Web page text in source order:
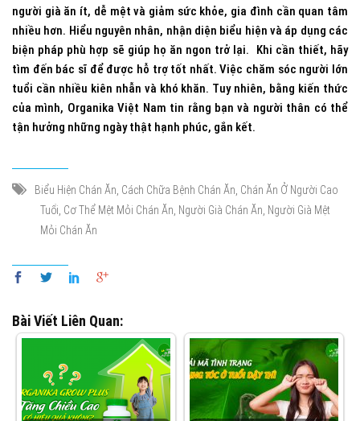
người già ăn ít, dễ mệt và giảm sức khỏe, gia đình cần quan tâm
nhiều hơn. Hiểu nguyên nhân, nhận diện biểu hiện và áp dụng các
biện pháp phù hợp sẽ giúp họ ăn ngon trở lại. Khi cần thiết, hãy
tìm đến bác sĩ để được hỗ trợ tốt nhất. Việc chăm sóc người lớn
tuổi cần nhiều kiên nhẫn và khó khăn. Tuy nhiên, bằng kiến thức
của mình, Organika Việt Nam tin rằng bạn và người thân có thể
tận hưởng những ngày thật hạnh phúc, gắn kết.
Biểu Hiện Chán Ăn, Cách Chữa Bệnh Chán Ăn, Chán Ăn Ở Người Cao
Tuổi, Cơ Thể Mệt Mỏi Chán Ăn, Người Già Chán Ăn, Người Già Mệt
Mỏi Chán Ăn
Bài Viết Liên Quan: